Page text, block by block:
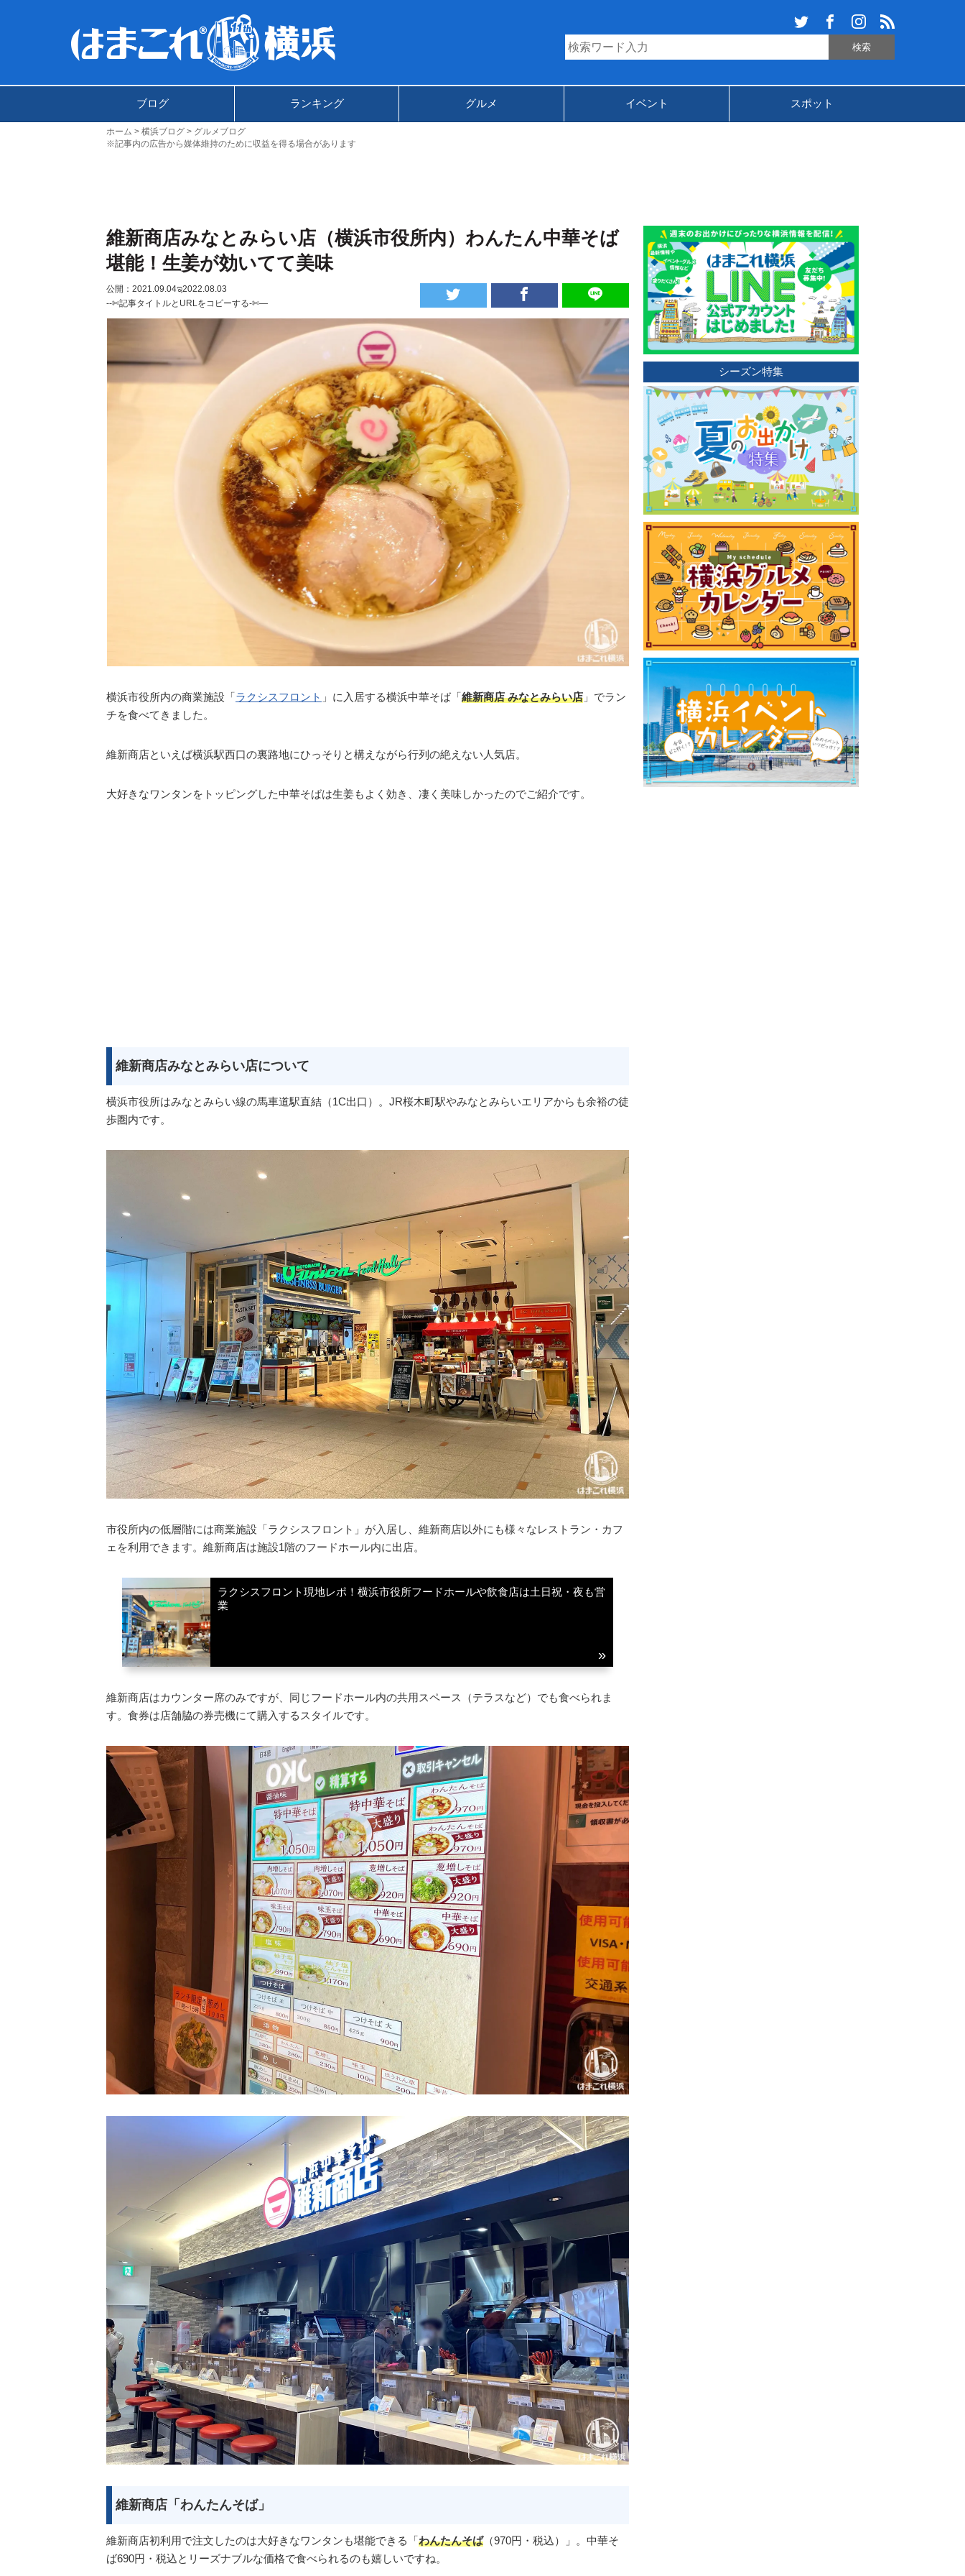
ブログ ランキング グルメ イベント スポット
ホーム 横浜ブログ
グルメブログ
※記事内の広告から媒体維持のために収益を得る場合があります
維新商店みなとみらい店（横浜市役所内）わんたん中華そば
堪能！生姜が効いてて美味
公開：2021.09.04ಇ2022.08.03
--✄記事タイトルとURLをコピーする-✄—
横浜市役所内の商業施設「ラクシスフロント 」に入居する横浜中華そば「維新商店 みなとみらい店 」でラン
チを食べてきました。
維新商店といえば横浜駅西口の裏路地にひっそりと構えながら行列の絶えない人気店。
大好きなワンタンをトッピングした中華そばは生姜もよく効き、凄く美味しかったのでご紹介です。
維新商店みなとみらい店について
横浜市役所はみなとみらい線の馬車道駅直結（1C出口）。JR桜木町駅やみなとみらいエリアからも余裕の徒
歩圏内です。
市役所内の低層階には商業施設「ラクシスフロント」が入居し、維新商店以外にも様々なレストラン・カフ
ェを利用できます。維新商店は施設1階のフードホール内に出店。
ラクシスフロント現地レポ！横浜市役所フードホールや飲食店は土日祝・夜も営
業
維新商店はカウンター席のみですが、同じフードホール内の共用スペース（テラスなど）でも食べられま
す。食券は店舗脇の券売機にて購入するスタイルです。
維新商店「わんたんそば」
維新商店初利用で注文したのは大好きなワンタンも堪能できる「わんたんそば（970円・税込）」。中華そ
ば690円・税込とリーズナブルな価格で食べられるのも嬉しいですね。
シーズン特集